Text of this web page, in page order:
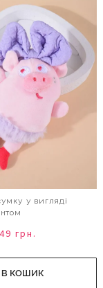
у вигляді
49 грн.
В КОШИК